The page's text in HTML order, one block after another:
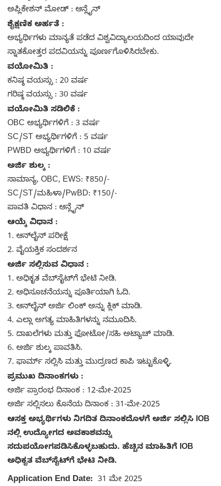
ಅಪ್ಲಿಕೇಶನ್ ಮೋಡ್ : ಆನ್ಲೈನ್‌
ಶೈಕ್ಷಣಿಕ ಅರ್ಹತೆ :
ಅಭ್ಯರ್ಥಿಗಳು ಮಾನ್ಯತೆ ಪಡೆದ ವಿಶ್ವವಿದ್ಯಾಲಯದಿಂದ ಯಾವುದೇ
ಸ್ನಾತಕೋತ್ತರ ಪದವಿಯನ್ನು ಪೂರ್ಣಗೊಳಿಸಿರಬೇಕು.
ವಯೋಮಿತಿ :
ಕನಿಷ್ಠ ವಯಸ್ಸು : 20 ವರ್ಷ
ಗರಿಷ್ಠ ವಯಸ್ಸು : 30 ವರ್ಷ
ವಯೋಮಿತಿ ಸಡಿಲಿಕೆ :
OBC ಅಭ್ಯರ್ಥಿಗಳಿಗೆ : 3 ವರ್ಷ
SC/ST ಅಭ್ಯರ್ಥಿಗಳಿಗೆ : 5 ವರ್ಷ
PWBD ಅಭ್ಯರ್ಥಿಗಳಿಗೆ : 10 ವರ್ಷ
ಅರ್ಜಿ ಶುಲ್ಕ :
ಸಾಮಾನ್ಯ, OBC, EWS: ₹850/-
SC/ST/ಮಹಿಳಾ/PwBD: ₹150/-
ಪಾವತಿ ವಿಧಾನ : ಆನ್ಲೈನ್‌
ಆಯ್ಕೆ ವಿಧಾನ :
1. ಆನ್‌ಲೈನ್ ಪರೀಕ್ಷೆ
2. ವೈಯಕ್ತಿಕ ಸಂದರ್ಶನ
ಅರ್ಜಿ ಸಲ್ಲಿಸುವ ವಿಧಾನ :
1. ಅಧಿಕೃತ ವೆಬ್‌ಸೈಟ್‌ಗೆ ಭೇಟಿ ನೀಡಿ.
2. ಅಧಿಸೂಚನೆಯನ್ನು ಪೂರ್ತಿಯಾಗಿ ಓದಿ.
3. ಆನ್‌ಲೈನ್ ಅರ್ಜಿ ಲಿಂಕ್ ಅನ್ನು ಕ್ಲಿಕ್ ಮಾಡಿ.
4. ಎಲ್ಲಾ ಅಗತ್ಯ ಮಾಹಿತಿಗಳನ್ನು ನಮೂದಿಸಿ.
5. ದಾಖಲೆಗಳು ಮತ್ತು ಫೋಟೋ/ಸಹಿ ಅಟ್ಯಾಚ್ ಮಾಡಿ.
6. ಅರ್ಜಿ ಶುಲ್ಕ ಪಾವತಿಸಿ.
7. ಫಾರ್ಮ್ ಸಲ್ಲಿಸಿ ಮತ್ತು ಮುದ್ರಣದ ಕಾಪಿ ಇಟ್ಟುಕೊಳ್ಳಿ.
ಪ್ರಮುಖ ದಿನಾಂಕಗಳು :
ಅರ್ಜಿ ಪ್ರಾರಂಭ ದಿನಾಂಕ : 12-ಮೇ-2025
ಅರ್ಜಿ ಸಲ್ಲಿಸಲು ಕೊನೆಯ ದಿನಾಂಕ : 31-ಮೇ-2025
ಆಸಕ್ತ ಅಭ್ಯರ್ಥಿಗಳು ನಿಗದಿತ ದಿನಾಂಕದೊಳಗೆ ಅರ್ಜಿ ಸಲ್ಲಿಸಿ IOB
ನಲ್ಲಿ ಉದ್ಯೋಗದ ಅವಕಾಶವನ್ನು
ಸದುಪಯೋಗಪಡಿಸಿಕೊಳ್ಳಬಹುದು. ಹೆಚ್ಚಿನ ಮಾಹಿತಿಗೆ IOB
ಅಧಿಕೃತ ವೆಬ್‌ಸೈಟ್‌ಗೆ ಭೇಟಿ ನೀಡಿ.
Application End Date: 31 ಮೇ 2025